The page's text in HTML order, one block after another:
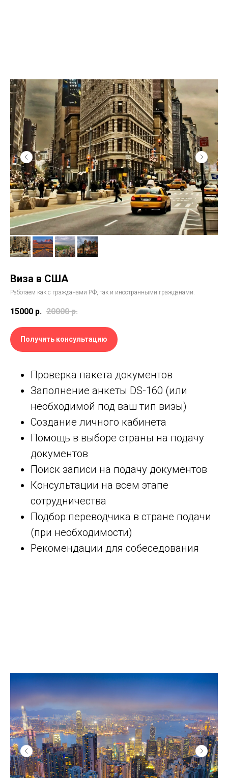
Виза в США
Работаем как с гражданами РФ, так и иностранными гражданами.
15000 р. 20000 р.
Получить консультацию
Проверка пакета документов
Заполнение анкеты DS-160 (или
необходимой под ваш тип визы)
Создание личного кабинета
Помощь в выборе страны на подачу
документов
Поиск записи на подачу документов
Консультации на всем этапе
сотрудничества
Подбор переводчика в стране подачи
(при необходимости)
Рекомендации для собеседования